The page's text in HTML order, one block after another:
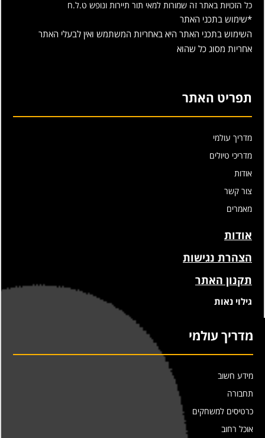
כל הזכויות באתר זה שמורות למאי תור תיירות ונופש ט.ל.ח
*שימוש בתכני האתר
השימוש בתכני האתר היא באחריות המשתמש ואין לבעלי האתר
אחריות מסוג כל שהוא
תפריט האתר
מדריך עולמי
מדריכי טיולים
אודות
צור קשר
מאמרים
אודות
הצהרת נגישות
תקנון האתר
גילוי נאות
מדריך עולמי
מידע חשוב
תחבורה
כרטיסים למשחקים
אוכל רחוב